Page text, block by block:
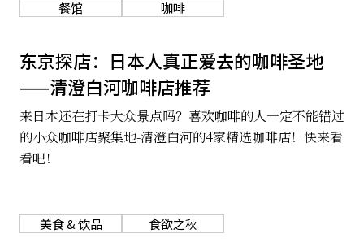
餐馆 咖啡
东京探店：日本人真正爱去的咖啡圣地
——清澄白河咖啡店推荐
来日本还在打卡大众景点吗？喜欢咖啡的人一定不能错过
的小众咖啡店聚集地-清澄白河的4家精选咖啡店！快来看
看吧！
美食 & 饮品 食欲之秋